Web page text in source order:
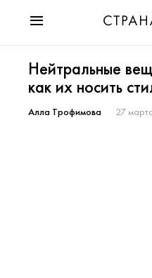
Мода
Звезды
Гороскопы
Нейтральные
как их носить
Алла Трофимова 27